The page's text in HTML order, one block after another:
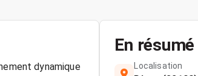
dynamique
En résumé
Localisation